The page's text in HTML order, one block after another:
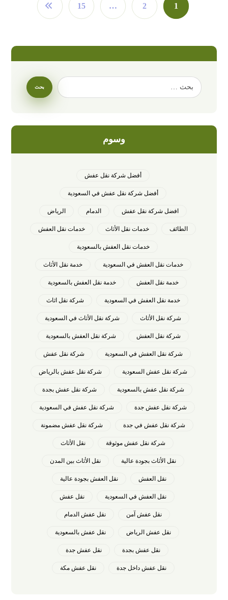
1
2
…
15
وسوم
أفضل شركة نقل عفش
أفضل شركة نقل عفش في السعودية
افضل شركة نقل عفش الدمام الرياض
الطائف خدمات نقل الأثاث خدمات نقل العفش
خدمات نقل العفش بالسعودية
خدمات نقل العفش في السعودية خدمة نقل الأثاث
خدمة نقل العفش خدمة نقل العفش بالسعودية
خدمة نقل العفش في السعودية شركة نقل اثاث
شركة نقل الأثاث شركة نقل الأثاث في السعودية
شركة نقل العفش شركة نقل العفش بالسعودية
شركة نقل العفش في السعودية شركة نقل عفش
شركة نقل عفش السعودية شركة نقل عفش بالرياض
شركة نقل عفش بالسعودية شركة نقل عفش بجدة
شركة نقل عفش جدة شركة نقل عفش في السعودية
شركة نقل عفش في جدة شركة نقل عفش مضمونة
شركة نقل عفش موثوقة نقل الأثاث
نقل الأثاث بجودة عالية نقل الأثاث بين المدن
نقل العفش نقل العفش بجودة عالية
نقل العفش في السعودية نقل عفش
نقل عفش آمن نقل عفش الدمام
نقل عفش الرياض نقل عفش بالسعودية
نقل عفش بجدة نقل عفش جدة
نقل عفش داخل جدة نقل عفش مكة